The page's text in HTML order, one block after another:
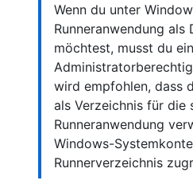
Wenn du unter
Runneranwendung als
möchtest, musst du
wird empfohlen, dass
als Verzeichnis für die
Runneranwendung
Windows-
Runnerverzeichnis